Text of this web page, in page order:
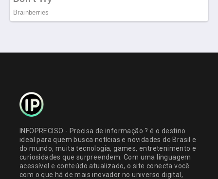
INFOPRECISO - Precisa de informação ? é o destino
ideal para quem busca notícias e novidades do Brasil e
do mundo, muita tecnologia, games, entretenimento e
curiosidades que surpreendem. Com uma linguagem
acessível e conteúdo atualizado, o site conecta você
com o que há de mais inovador no universo digital,